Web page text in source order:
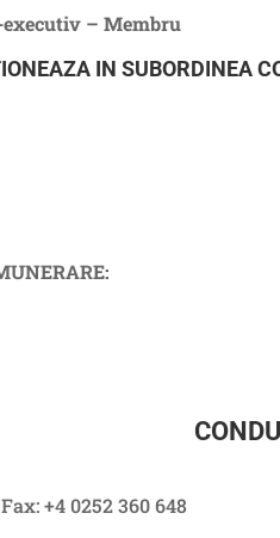
– Membru
IN SUBORDINEA
+4 0252 360 648